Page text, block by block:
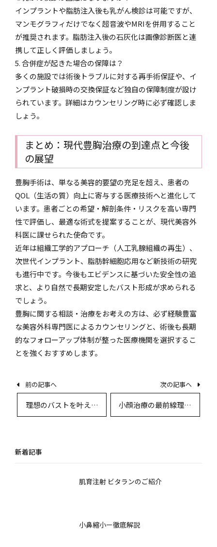
インプラントや脂肪注入後も乳がん検診は可能ですが、
マンモグラフィだけでなく超音波やMRIを併用すること
が推奨されます。脂肪注入後の石灰化は画像診断医と連
携して正しく評価しましょう。
5. 合併症が起きた場合の保障は？
多くの施設では術後トラブルに対する再手術保証や、イ
ンプラント破損時の交換保証など独自の保障制度が設け
られています。詳細はカウンセリング時に必ず確認しま
しょう。
まとめ：現代豊胸治療の到達点と今後
の展望
豊胸手術は、単なる美容的要望の充足を超え、患者の
QOL（生活の質）向上に寄与する医療技術へと進化して
います。患者ごとの希望・解剖条件・リスクを高い専門
性で評価し、最適な術式を提案することが、現代美容外
科医に課せられた使命です。
近年は組織工学的アプローチ（人工乳腺組織の再生）、
次世代インプラント、脂肪幹細胞応用など新技術の研究
も進行中です。今後もエビデンスに基づいた安全性の追
求と、より自然で長期安定したバスト形成が求められる
でしょう。
豊胸に関する相談・治療をお考えの方は、必ず経験豊富
な美容外科専門医によるカウンセリングと、術後も長期
的なフォローアップ体制が整った医療機関を選択するこ
とを強くおすすめします。
前の記事へ
理想のバストを叶える
豊胸術のすべて〜最新
次の記事へ
小顔治療の最前線――理想
のフェイスラインを実
新着記事
肌育注射 ビタランのご紹介
小鼻縮小ー徹底解説